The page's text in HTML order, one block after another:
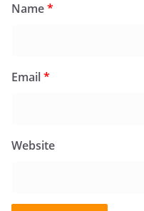
Name*
Email*
Website